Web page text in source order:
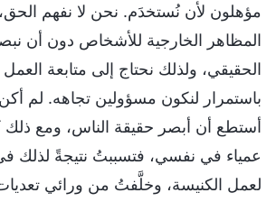
مؤهلون لأن نُستخدَم. نحن لا نفهم الحق،
المظاهر الخارجية للأشخاص دون أن
الحقيقي، ولذلك نحتاج إلى متابعة
باستمرار لنكون مسؤولين تجاهه. لم
أستطع أن أبصر حقيقة الناس، ومع ذلك
عمياء في نفسي، فتسببتُ نتيجةً لذلك
لعمل الكنيسة، وخلَّفتُ من ورائي